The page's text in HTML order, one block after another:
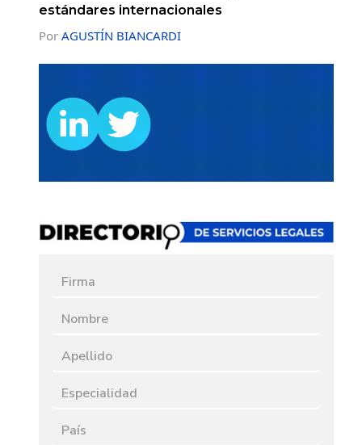
estándares internacionales
Por AGUSTÍN BIANCARDI